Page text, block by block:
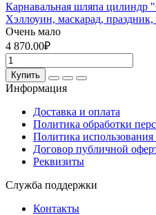
Карнавальная шляпа цилиндр
Хэллоуин, маскарад, праздник,
Очень мало
4 870.00₽
Купить
Информация
Доставка и оплата
Политика обработки
Политика
Договор публичной
Реквизиты
Служба поддержки
Контакты